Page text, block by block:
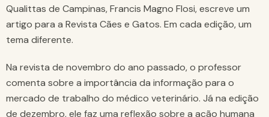
Qualittas de Campinas, Francis Magno Flosi, escreve um
artigo para a Revista Cães e Gatos. Em cada edição, um
tema diferente.
Na revista de novembro do ano passado, o professor
comenta sobre a importância da informação para o
mercado de trabalho do médico veterinário. Já na edição
de dezembro, ele faz uma reflexão sobre a ação humana